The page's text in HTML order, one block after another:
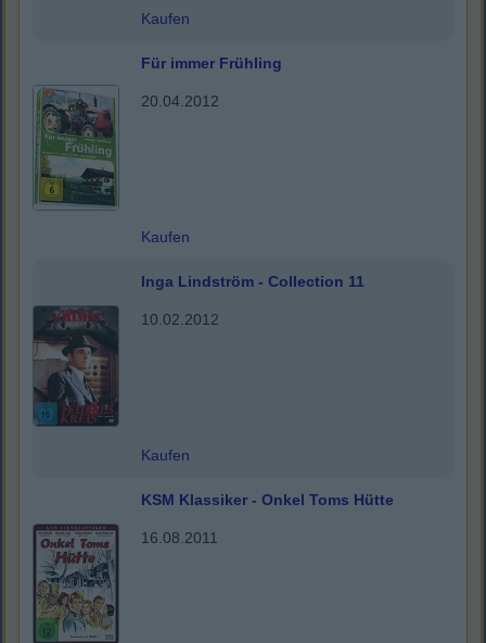
Kaufen
Für immer Frühling
20.04.2012
Kaufen
Inga Lindström - Collection 11
10.02.2012
Kaufen
KSM Klassiker - Onkel Toms Hütte
16.08.2011